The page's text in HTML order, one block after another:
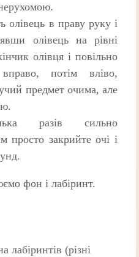
олівець в праву руку і
олівець на рівні
олівця і повільно
потім вліво,
предмет очима, але
разів сильно
просто закрийте очі і
фон і лабіринт.
лабіринтів (різні